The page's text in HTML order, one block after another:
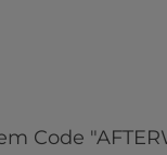
Code